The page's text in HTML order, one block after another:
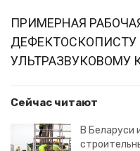
ПРИМЕРНАЯ
УЛЬТРАЗВУКОВОМУ
Сейчас читают
В Беларуси